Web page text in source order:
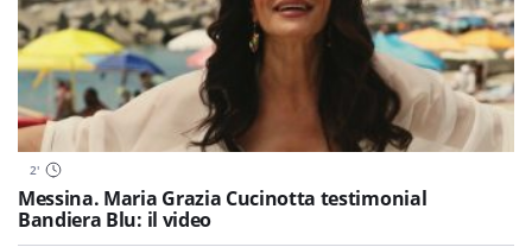
2'
Messina. Maria Grazia Cucinotta testimonial
Bandiera Blu: il video